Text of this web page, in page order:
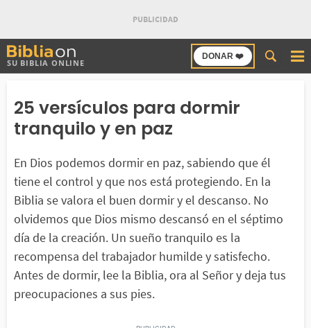
SU BIBLIA ONLINE
DONAR ❤️
Buscar
en
25 versículos para dormir
tranquilo y en paz
En Dios podemos dormir en paz, sabiendo que él
tiene el control y que nos está protegiendo. En la
Biblia se valora el buen dormir y el descanso. No
olvidemos que Dios mismo descansó en el séptimo
día de la creación. Un sueño tranquilo es la
recompensa del trabajador humilde y satisfecho.
Antes de dormir, lee la Biblia, ora al Señor y deja tus
preocupaciones a sus pies.